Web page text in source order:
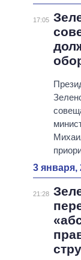
17:05
3 января,
21:28